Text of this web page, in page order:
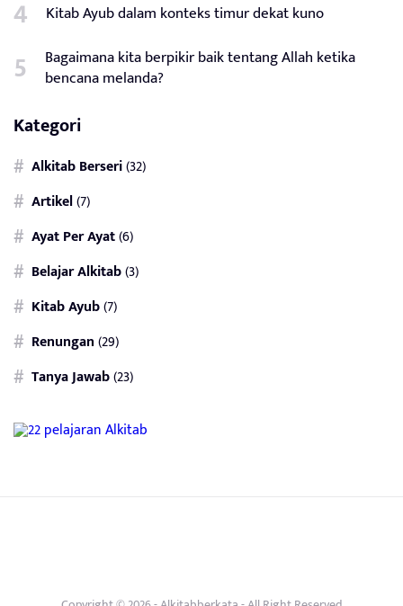
Kitab Ayub dalam konteks timur dekat kuno
Bagaimana kita berpikir baik tentang Allah ketika
bencana melanda?
Kategori
Alkitab Berseri(32)
Artikel(7)
Ayat Per Ayat(6)
Belajar Alkitab(3)
Kitab Ayub(7)
Renungan(29)
Tanya Jawab(23)